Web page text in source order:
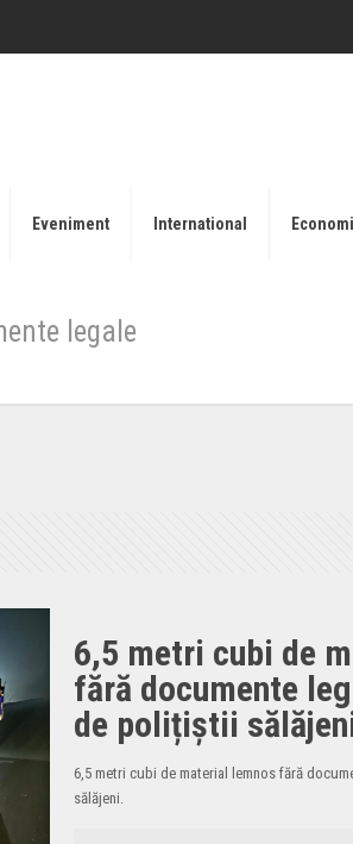
Eveniment International
legale
6,5 metri cubi de
fără documente
de polițiștii
6,5 metri cubi de material lemnos fără
sălăjeni.